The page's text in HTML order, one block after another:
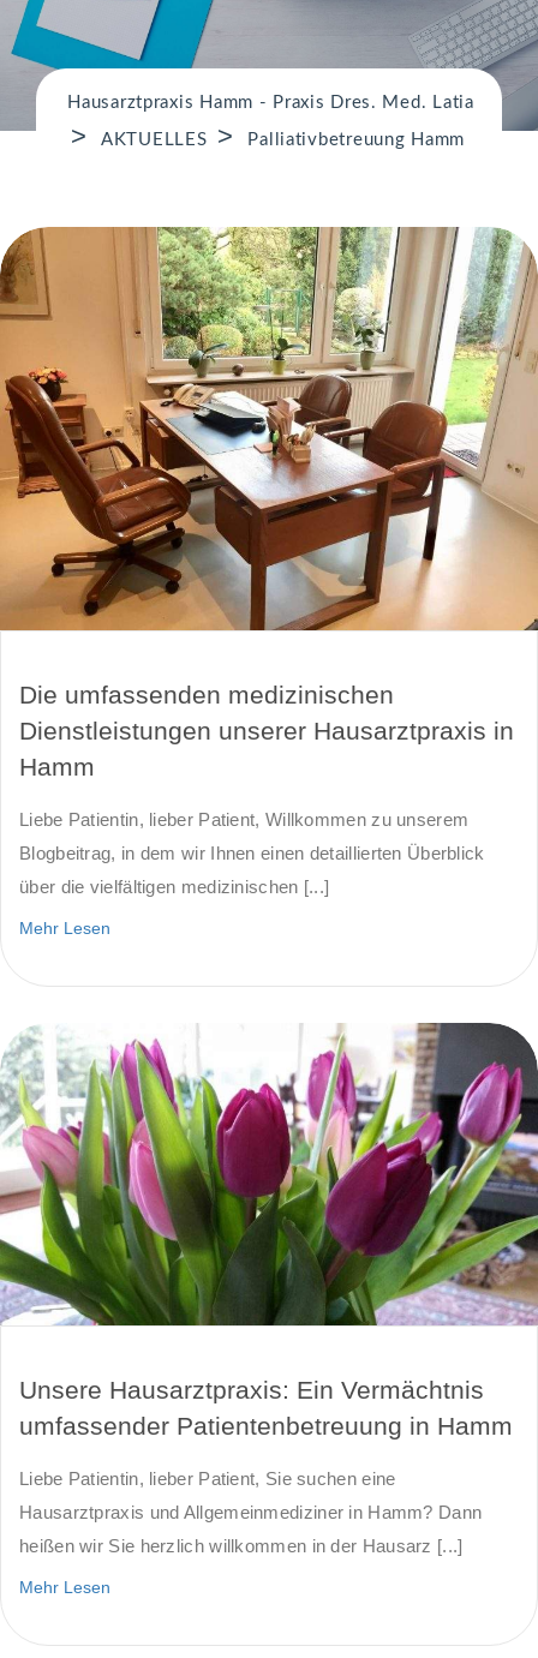
Hausarztpraxis Hamm - Praxis Dres. Med. Latia
> AKTUELLES > Palliativbetreuung Hamm
Die umfassenden medizinischen
Dienstleistungen unserer Hausarztpraxis in
Hamm
Liebe Patientin, lieber Patient, Willkommen zu unserem
Blogbeitrag, in dem wir Ihnen einen detaillierten Überblick
über die vielfältigen medizinischen [...]
Mehr Lesen
Unsere Hausarztpraxis: Ein Vermächtnis
umfassender Patientenbetreuung in Hamm
Liebe Patientin, lieber Patient, Sie suchen eine
Hausarztpraxis und Allgemeinmediziner in Hamm? Dann
heißen wir Sie herzlich willkommen in der Hausarz [...]
Mehr Lesen